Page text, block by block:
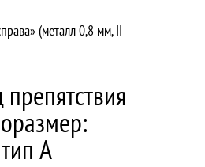
(металл 0,8 мм, II
А